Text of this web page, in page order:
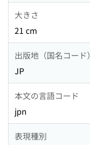
大きさ
21 cm
出版地（国名コード）
JP
本文の言語コード
jpn
表現種別